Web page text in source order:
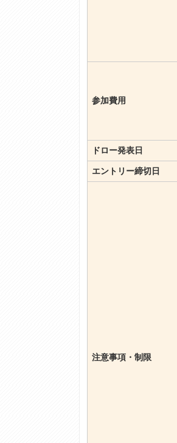
参加費用
ドロー発表日
エントリー締切日
注意事項・制限